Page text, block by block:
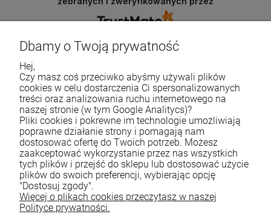
Życzymy udanych zakupów
Skontaktuj się z nami
Tel.:
790 788 353
E-mail: e-sklep@waterjoy.pl
Dbamy o Twoją prywatność
Hej,
Czy masz coś przeciwko abyśmy używali plików
cookies w celu dostarczenia Ci spersonalizowanych
treści oraz analizowania ruchu internetowego na
naszej stronie (w tym Google Analitycs)?
Pliki cookies i pokrewne im technologie umożliwiają
poprawne działanie strony i pomagają nam
dostosować ofertę do Twoich potrzeb. Możesz
zaakceptować wykorzystanie przez nas wszystkich
tych plików i przejść do sklepu lub dostosować użycie
plików do swoich preferencji, wybierając opcję
"Dostosuj zgody".
Więcej o plikach cookies przeczytasz w naszej
Polityce prywatności.